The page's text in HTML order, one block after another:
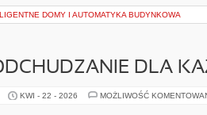
DOMY I AUTOMATYKA BUDYNKOWA
DLA
KWI - 22 - 2026 MOŻLIWOŚĆ